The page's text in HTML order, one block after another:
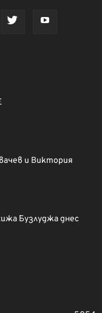
и Виктория
Бузлуджа днес